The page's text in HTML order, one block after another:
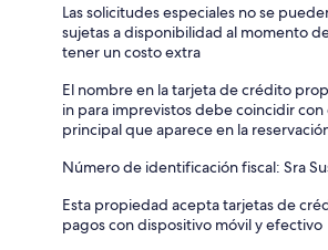
Las solicitudes especiales no se
sujetas a disponibilidad al momento
tener un costo extra
El nombre en la tarjeta de crédito
in para imprevistos debe coincidir
principal que aparece en la
Número de identificación fiscal: Sra
Esta propiedad acepta tarjetas de
pagos con dispositivo móvil y efectivo